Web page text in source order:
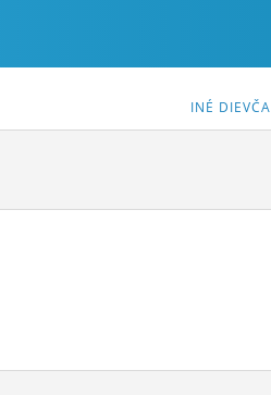
INÉ DIEVČA